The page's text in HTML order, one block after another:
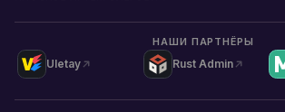
НАШИ ПАРТНЁРЫ
Uletay Rust Admin